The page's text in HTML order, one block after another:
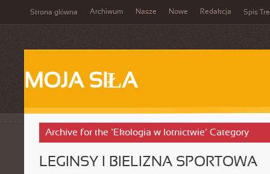
Strona główna Archiwum Nasze Nowe Redakcja Spis
MOJA SIŁA
Archive for the ‘Ekologia w lotnictwie’ Category
LEGINSY I BIELIZNA SPORTOWA